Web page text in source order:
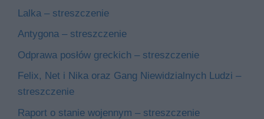
Lalka – streszczenie
Antygona – streszczenie
Odprawa posłów greckich – streszczenie
Felix, Net i Nika oraz Gang Niewidzialnych Ludzi –
streszczenie
Raport o stanie wojennym – streszczenie